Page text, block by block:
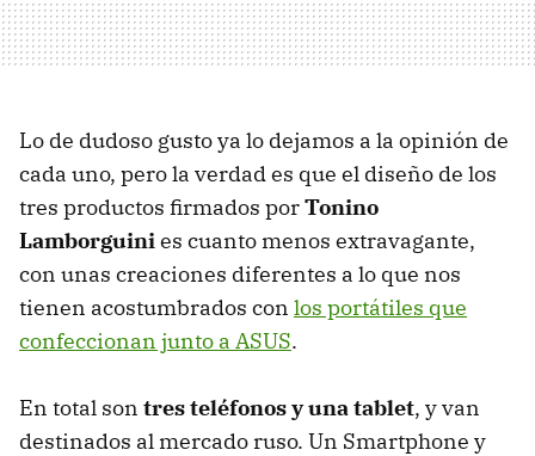
Lo de dudoso gusto ya lo dejamos a la opinión de
cada uno, pero la verdad es que el diseño de los
tres productos firmados porTonino
Lamborguini es cuanto menos extravagante,
con unas creaciones diferentes a lo que nos
tienen acostumbrados con los portátiles que
confeccionan junto a ASUS.
En total son tres teléfonos y una tablet, y van
destinados al mercado ruso. Un Smartphone y